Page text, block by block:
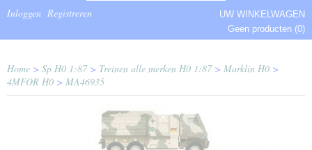
Inloggen Registreren
UW WINKELWAGEN
Geen producten (0)
Home > Sp H0 1:87> Treinen alle merken H0 1:87> Marklin H0 >
4MFOR H0 > MA46935